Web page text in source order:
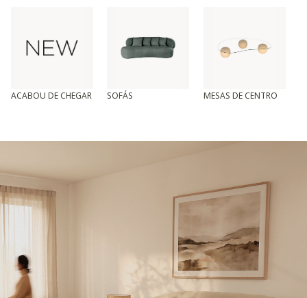
ACABOU DE CHEGAR SOFÁS MESAS DE CENTRO